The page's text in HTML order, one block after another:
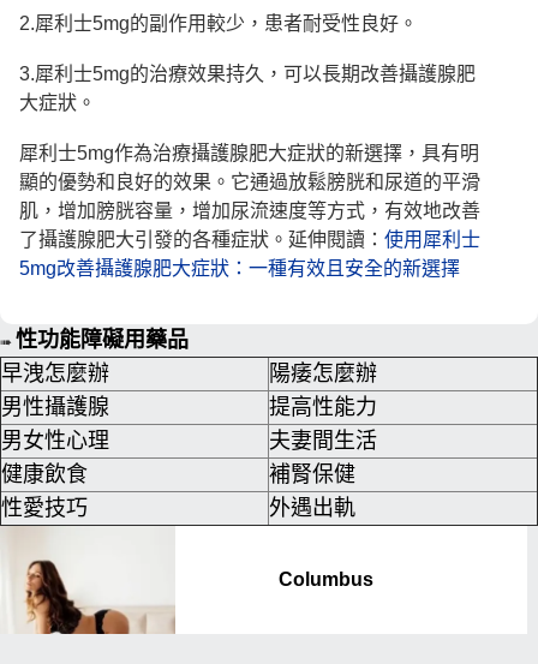
2.犀利士5mg的副作用較少，患者耐受性良好。
3.犀利士5mg的治療效果持久，可以長期改善攝護腺肥
大症狀。
犀利士5mg作為治療攝護腺肥大症狀的新選擇，具有明
顯的優勢和良好的效果。它通過放鬆膀胱和尿道的平滑
肌，增加膀胱容量，增加尿流速度等方式，有效地改善
了攝護腺肥大引發的各種症狀 。 延伸閱讀： 使用犀利士
5mg改善攝護腺肥大症狀：一種有效且安全的新選擇
➠ 性功能障礙用藥品
早洩怎麼辦
陽痿怎麼辦
男性攝護腺
提高性能力
男女性心理
夫妻間生活
健康飲食
補腎保健
性愛技巧
外遇出軌